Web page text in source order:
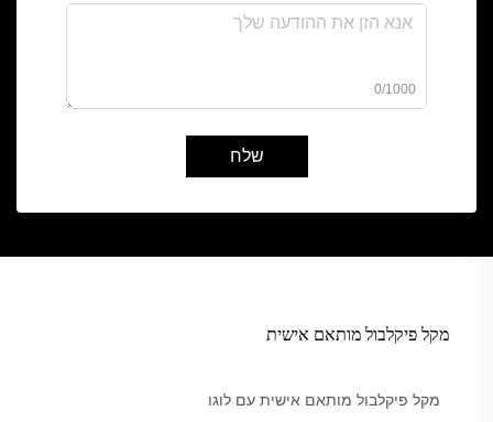
0/1000
שלח
מקל פיקלבול מותאם אישית
מקל פיקלבול מותאם אישית עם לוגו